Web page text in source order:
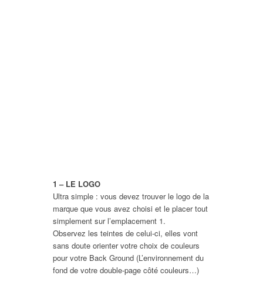
1 – LE LOGO
Ultra simple : vous devez trouver le logo de la
marque que vous avez choisi et le placer tout
simplement sur l’emplacement 1.
Observez les teintes de celui-ci, elles vont
sans doute orienter votre choix de couleurs
pour votre Back Ground (L’environnement du
fond de votre double-page côté couleurs…)